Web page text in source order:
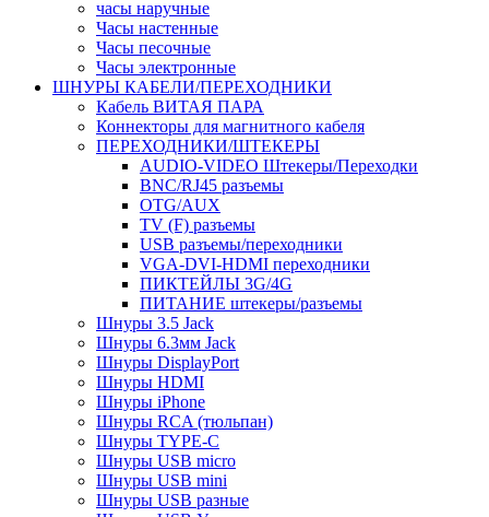
часы наручные
Часы настенные
Часы песочные
Часы электронные
ШНУРЫ КАБЕЛИ/ПЕРЕХОДНИКИ
Кабель ВИТАЯ ПАРА
Коннекторы для магнитного кабеля
ПЕРЕХОДНИКИ/ШТЕКЕРЫ
AUDIO-VIDEO Штекеры/Переходки
BNC/RJ45 разъемы
OTG/AUX
TV (F) разъемы
USB разъемы/переходники
VGA-DVI-HDMI переходники
ПИКТЕЙЛЫ 3G/4G
ПИТАНИЕ штекеры/разъемы
Шнуры 3.5 Jack
Шнуры 6.3мм Jack
Шнуры DisplayPort
Шнуры HDMI
Шнуры iPhone
Шнуры RCA (тюльпан)
Шнуры TYPE-C
Шнуры USB micro
Шнуры USB mini
Шнуры USB разные